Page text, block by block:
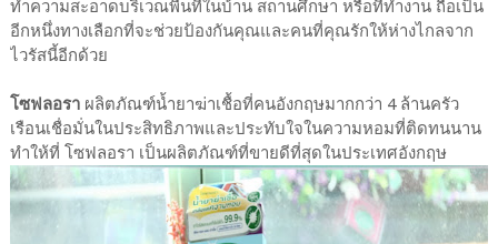
ทำความสะอาดบริเวณพื้นที่ในบ้าน สถานศึกษา หรือที่ทำงาน ถือเป็น
อีกหนึ่งทางเลือกที่จะช่วยป้องกันคุณและคนที่คุณรักให้ห่างไกลจาก
ไวรัสนี้อีกด้วย
โซฟลอรา ผลิตภัณฑ์น้ำยาฆ่าเชื้อที่คนอังกฤษมากกว่า 4 ล้านครัว
เรือนเชื่อมั่นในประสิทธิภาพและประทับใจในความหอมที่ติดทนนาน
ทำให้ที่ โซฟลอรา เป็นผลิตภัณฑ์ที่ขายดีที่สุดในประเทศอังกฤษ